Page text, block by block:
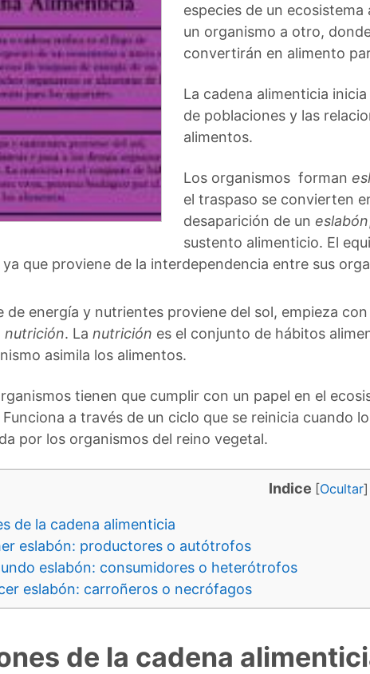
especies de un
un organismo a otro,
convertirán en alimento
La cadena alimenticia
de poblaciones y las
alimentos.
Los organismos forman
el traspaso se convierten
desaparición de un eslabón
sustento alimenticio. El
ya que proviene de la interdependencia entre sus
de energía y nutrientes proviene del sol, empieza con
nutrición. La nutrición es el conjunto de hábitos
asimila los alimentos.
tienen que cumplir con un papel en el
Funciona a través de un ciclo que se reinicia cuando
por los organismos del reino vegetal.
Indice [Ocultar]
de la cadena alimenticia
eslabón: productores o autótrofos
eslabón: consumidores o heterótrofos
eslabón: carroñeros o necrófagos
de la cadena